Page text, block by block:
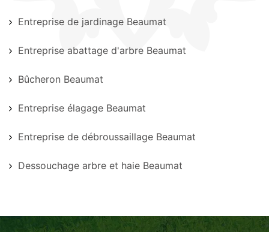
Entreprise de jardinage Beaumat
Entreprise abattage d'arbre Beaumat
Bûcheron Beaumat
Entreprise élagage Beaumat
Entreprise de débroussaillage Beaumat
Dessouchage arbre et haie Beaumat